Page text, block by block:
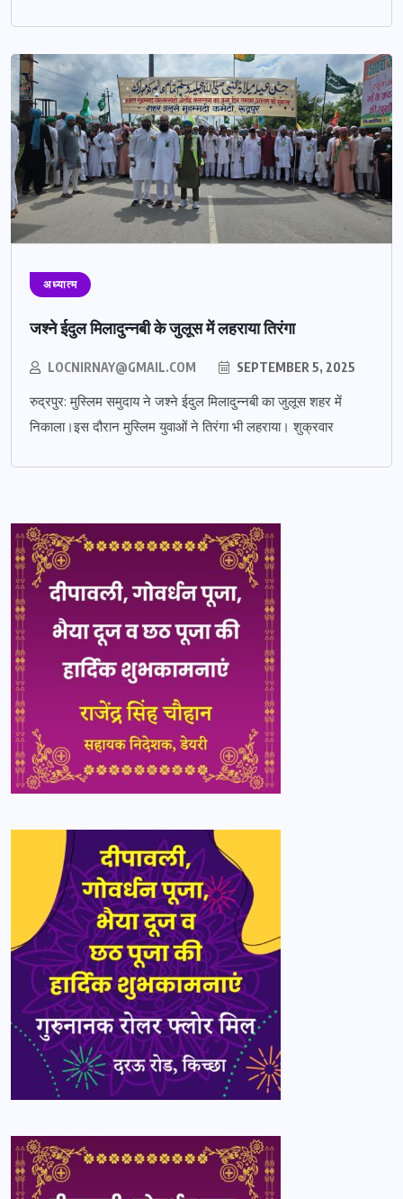
अध्यात्म
जश्ने ईदुल मिलादुन्नबी के जुलूस में लहराया तिरंगा
LOCNIRNAY@GMAIL.COM SEPTEMBER 5, 2025
रुद्रपुर: मुस्लिम समुदाय ने जश्ने ईदुल मिलादुन्नबी का जुलूस शहर में
निकाला।इस दौरान मुस्लिम युवाओं ने तिरंगा भी लहराया। शुक्रवार